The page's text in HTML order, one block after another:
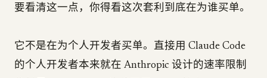
要看清这一点，你得看这次套利到底在为谁买单。
它不是在为个人开发者买单。直接用 Claude Code
的个人开发者本来就在 Anthropic 设计的速率限制